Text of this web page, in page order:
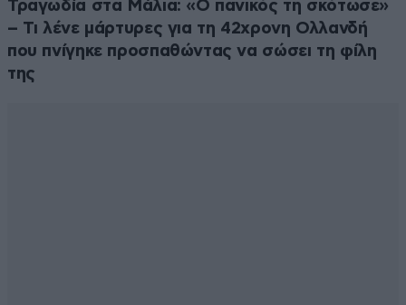
Τραγωδία στα Μάλια: «Ο πανικός τη σκότωσε»
– Τι λένε μάρτυρες για τη 42χρονη Ολλανδή
που πνίγηκε προσπαθώντας να σώσει τη φίλη
της